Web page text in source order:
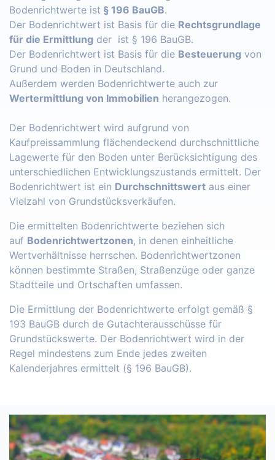
Bodenrichtwerte ist § 196 BauGB.
Der Bodenrichtwert ist Basis für die Rechtsgrundlage
für die Ermittlung der ist § 196 BauGB.
Der Bodenrichtwert ist Basis für die Besteuerung von
Grund und Boden in Deutschland.
Außerdem werden Bodenrichtwerte auch zur
Wertermittlung von Immobilien herangezogen.
Der Bodenrichtwert wird aufgrund von
Kaufpreissammlung flächendeckend durchschnittliche
Lagewerte für den Boden unter Berücksichtigung des
unterschiedlichen Entwicklungszustands ermittelt. Der
Bodenrichtwert ist ein Durchschnittswert aus einer
Vielzahl von Grundstücksverkäufen.
Die ermittelten Bodenrichtwerte beziehen sich
auf Bodenrichtwertzonen, in denen einheitliche
Wertverhältnisse herrschen. Bodenrichtwertzonen
können bestimmte Straßen, Straßenzüge oder ganze
Stadtteile und Ortschaften umfassen.
Die Ermittlung der Bodenrichtwerte erfolgt gemäß §
193 BauGB durch de Gutachterausschüsse für
Grundstückswerte. Der Bodenrichtwert wird in der
Regel mindestens zum Ende jedes zweiten
Kalenderjahres ermittelt (§ 196 BauGB).